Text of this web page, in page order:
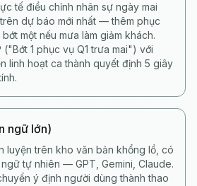
tế điều chỉnh nhân sự ngày mai
dự báo mới nhất — thêm phục
một nếu mưa làm giảm khách.
("Bớt 1 phục vụ Q1 trưa mai") với
linh hoạt ca thành quyết định 5 giây
ngữ lớn)
luyện trên kho văn bản khổng lồ, có
tự nhiên — GPT, Gemini, Claude.
ý định người dùng thành thao